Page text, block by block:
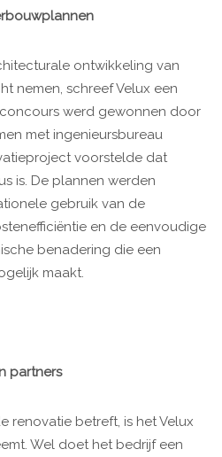
ontwikkeling van
nemen, schreef Velux een
werd gewonnen door
met ingenieursbureau
voorstelde dat
is. De plannen werden
gebruik van de
en de eenvoudige
benadering die een
maakt.
partners
renovatie betreft, is het Velux
Wel doet het bedrijf een